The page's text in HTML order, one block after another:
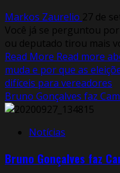
Markos Zaurelio 27 de
Você já se perguntou
ou deputado tirou mais
Read More Read more
muda e por que as
difíceis para vereadores
Bruno Gonçalves faz
Notícias
Bruno Gonçalves faz